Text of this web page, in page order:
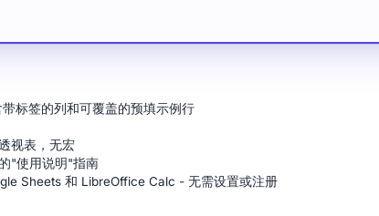
标签的列和可覆盖的预填示例行
视表，无宏
"使用说明"指南
Sheets 和 LibreOffice Calc - 无需设置或注册